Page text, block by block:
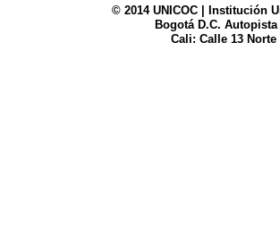
© 2014 UNICOC | Institución
Bogotá D.C. Autopista
Cali: Calle 13 Norte